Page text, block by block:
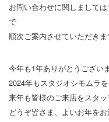
お問い合わせに関しまして
で
順次ご案内させていただきま
今年も1年ありがとうござい
2024年もスタジオシモムラ
来年も皆様のご来店をスタ
どうぞ皆さま、よいお年をお